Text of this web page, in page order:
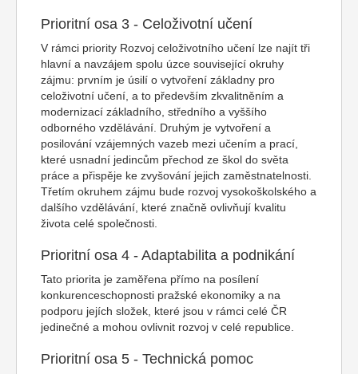
Prioritní osa 3 - Celoživotní učení
V rámci priority Rozvoj celoživotního učení lze najít tři
hlavní a navzájem spolu úzce související okruhy
zájmu: prvním je úsilí o vytvoření základny pro
celoživotní učení, a to především zkvalitněním a
modernizací základního, středního a vyššího
odborného vzdělávání. Druhým je vytvoření a
posilování vzájemných vazeb mezi učením a prací,
které usnadní jedincům přechod ze škol do světa
práce a přispěje ke zvyšování jejich zaměstnatelnosti.
Třetím okruhem zájmu bude rozvoj vysokoškolského a
dalšího vzdělávání, které značně ovlivňují kvalitu
života celé společnosti.
Prioritní osa 4 - Adaptabilita a podnikání
Tato priorita je zaměřena přímo na posílení
konkurenceschopnosti pražské ekonomiky a na
podporu jejích složek, které jsou v rámci celé ČR
jedinečné a mohou ovlivnit rozvoj v celé republice.
Prioritní osa 5 - Technická pomoc